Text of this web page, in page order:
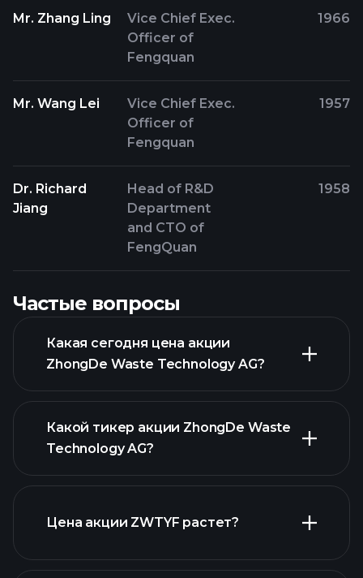
Mr. Zhang Ling
Vice Chief Exec.
Officer of
Fengquan
1966
Mr. Wang Lei
Vice Chief Exec.
Officer of
Fengquan
1957
Dr. Richard
Jiang
Head of R&D
Department
and CTO of
FengQuan
1958
Частые вопросы
Какая сегодня цена акции
ZhongDe Waste Technology AG?
графике
Какой тикер акции ZhongDe Waste
Technology AG?
Цена акции ZWTYF растет?